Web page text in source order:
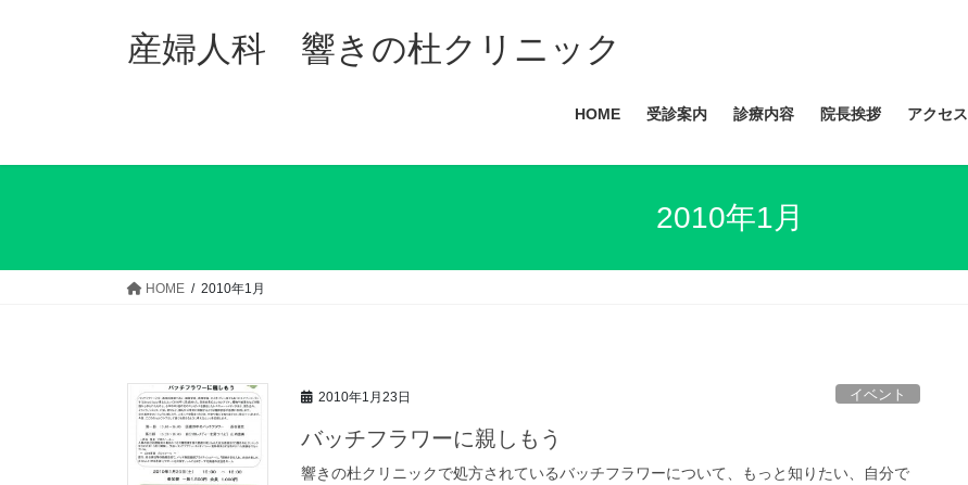
ス
ン
産婦人科 響きの杜クリニック
HOME 受診案内 診療内容 院長挨拶 アクセス
2010年1月
HOME 2010年1月
2010年1月23日 イベント
バッチフラワーに親しもう
響きの杜クリニックで処方されているバッチフラワーについて、もっと知りたい、自分で